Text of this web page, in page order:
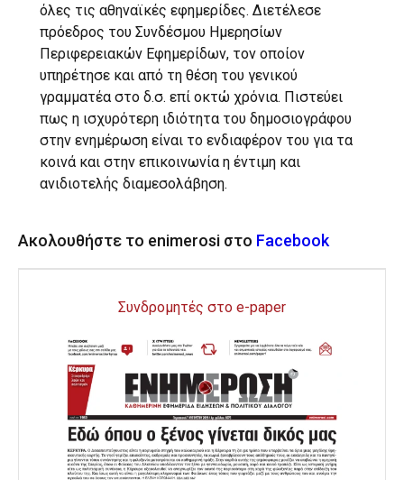
όλες τις αθηναϊκές εφημερίδες. Διετέλεσε
πρόεδρος του Συνδέσμου Ημερησίων
Περιφερειακών Εφημερίδων, τον οποίον
υπηρέτησε και από τη θέση του γενικού
γραμματέα στο δ.σ. επί οκτώ χρόνια. Πιστεύει
πως η ισχυρότερη ιδιότητα του δημοσιογράφου
στην ενημέρωση είναι το ενδιαφέρον του για τα
κοινά και στην επικοινωνία η έντιμη και
ανιδιοτελής διαμεσολάβηση.
Ακολουθήστε το enimerosi στο Facebook
Συνδρομητές στο e-paper